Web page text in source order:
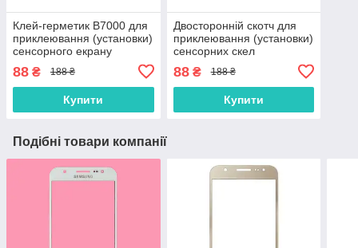
Клей-герметик B7000 для
приклеювання (установки)
сенсорного екрану
(модуля) 15 мл
88 ₴ 188 ₴
Купити
Двосторонній скотч для
приклеювання (установки)
сенсорних скел
(модулів) і корпусів до їх
основи
88₴ 188 ₴
Купити
Подібні товари компанії